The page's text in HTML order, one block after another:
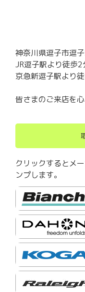
神奈川県逗子市逗
JR逗子駅より徒歩2
京急新逗子駅より
皆さまのご来店を
クリックするとメ
ンプします。